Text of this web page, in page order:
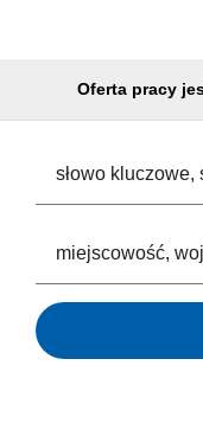
Oferta pracy